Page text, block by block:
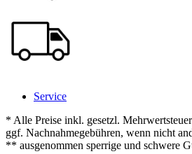
Service
* Alle Preise inkl. gesetzl.
ggf. Nachnahmegebühren, wenn nicht
** ausgenommen sperrige und schwere